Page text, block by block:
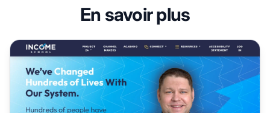
En savoir plus
Programme d'affiliation Income School